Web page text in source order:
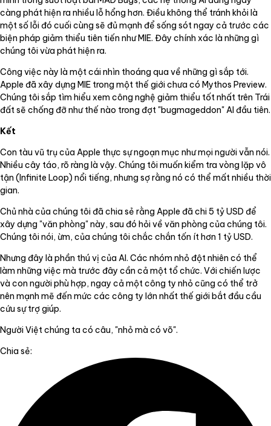
càng phát hiện ra nhiều lỗ hổng hơn. Điều không thể tránh khỏi là
một số lỗi đó cuối cùng sẽ đủ mạnh để sống sót ngay cả trước các
biện pháp giảm thiểu tiên tiến như MIE. Đây chính xác là những gì
chúng tôi vừa phát hiện ra.
Công việc này là một cái nhìn thoáng qua về những gì sắp tới.
Apple đã xây dựng MIE trong một thế giới chưa có Mythos Preview.
Chúng tôi sắp tìm hiểu xem công nghệ giảm thiểu tốt nhất trên Trái
đất sẽ chống đỡ như thế nào trong đợt "bugmageddon" AI đầu tiên.
Kết
Con tàu vũ trụ của Apple thực sự ngoạn mục như mọi người vẫn nói.
Nhiều cây táo, rõ ràng là vậy. Chúng tôi muốn kiểm tra vòng lặp vô
tận (Infinite Loop) nổi tiếng, nhưng sợ rằng nó có thể mất nhiều thời
gian.
Chủ nhà của chúng tôi đã chia sẻ rằng Apple đã chi 5 tỷ USD để
xây dựng "văn phòng" này, sau đó hỏi về văn phòng của chúng tôi.
Chúng tôi nói, ừm, của chúng tôi chắc chắn tốn ít hơn 1 tỷ USD.
Nhưng đây là phần thú vị của AI. Các nhóm nhỏ đột nhiên có thể
làm những việc mà trước đây cần cả một tổ chức. Với chiến lược
và con người phù hợp, ngay cả một công ty nhỏ cũng có thể trở
nên mạnh mẽ đến mức các công ty lớn nhất thế giới bắt đầu cầu
cứu sự trợ giúp.
Người Việt chúng ta có câu, "nhỏ mà có võ".
Chia sẻ: